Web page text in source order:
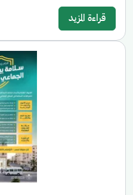
قراءة المزيد